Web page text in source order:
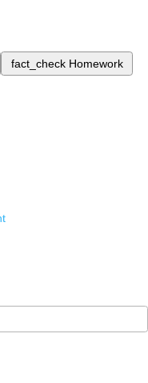
fact_check Homework